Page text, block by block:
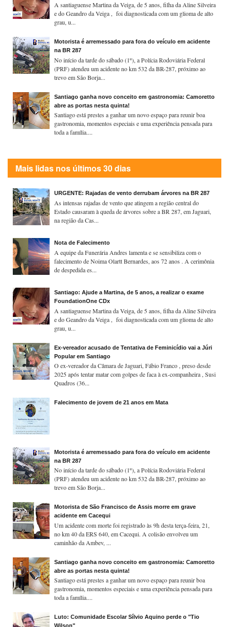
A santiaguense Martina da Veiga, de 5 anos, filha da Aline Silveira
e do Geandro da Veiga , foi diagnosticada com um glioma de alto
grau, u...
Motorista é arremessado para fora do veículo em acidente
na BR 287
No início da tarde do sábado (1º), a Polícia Rodoviária Federal
(PRF) atendeu um acidente no km 532 da BR-287, próximo ao
trevo em São Borja...
Santiago ganha novo conceito em gastronomia: Camoretto
abre as portas nesta quinta!
Santiago está prestes a ganhar um novo espaço para reunir boa
gastronomia, momentos especiais e uma experiência pensada para
toda a família....
Mais lidas nos últimos 30 dias
URGENTE: Rajadas de vento derrubam árvores na BR 287
As intensas rajadas de vento que atingem a região central do
Estado causaram à queda de árvores sobre a BR 287, em Jaguari,
na região da Cas...
Nota de Falecimento
A equipe da Funerária Andres lamenta e se sensibiliza com o
falecimento de Noima Olartt Bernardes, aos 72 anos . A cerimônia
de despedida es...
Santiago: Ajude a Martina, de 5 anos, a realizar o exame
FoundationOne CDx
A santiaguense Martina da Veiga, de 5 anos, filha da Aline Silveira
e do Geandro da Veiga , foi diagnosticada com um glioma de alto
grau, u...
Ex-vereador acusado de Tentativa de Feminicídio vai a Júri
Popular em Santiago
O ex-vereador da Câmara de Jaguari, Fábio Franco , preso desde
2025 após tentar matar com golpes de faca à ex-companheira , Susi
Quadros (36...
Falecimento de jovem de 21 anos em Mata
Motorista é arremessado para fora do veículo em acidente
na BR 287
No início da tarde do sábado (1º), a Polícia Rodoviária Federal
(PRF) atendeu um acidente no km 532 da BR-287, próximo ao
trevo em São Borja...
Motorista de São Francisco de Assis morre em grave
acidente em Cacequi
Um acidente com morte foi registrado às 9h desta terça-feira, 21,
no km 40 da ERS 640, em Cacequi. A colisão envolveu um
caminhão da Ambev, ...
Santiago ganha novo conceito em gastronomia: Camoretto
abre as portas nesta quinta!
Santiago está prestes a ganhar um novo espaço para reunir boa
gastronomia, momentos especiais e uma experiência pensada para
toda a família....
Luto: Comunidade Escolar Sílvio Aquino perde o "Tio
Wilson"